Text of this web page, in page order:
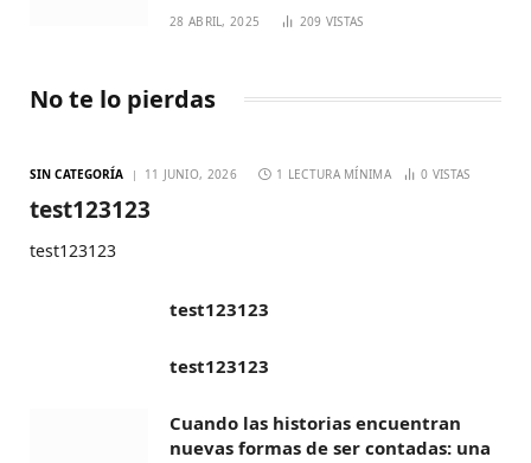
28 ABRIL, 2025 209 VISTAS
No te lo pierdas
SIN CATEGORÍA 11 JUNIO, 2026 1 LECTURA MÍNIMA 0 VISTAS
test123123
test123123
test123123
test123123
Cuando las historias encuentran
nuevas formas de ser contadas: una